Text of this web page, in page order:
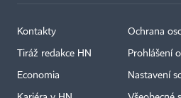
Kontakty
Tiráž redakce HN
Economia
Ochrana
Prohlášení
Nastavení